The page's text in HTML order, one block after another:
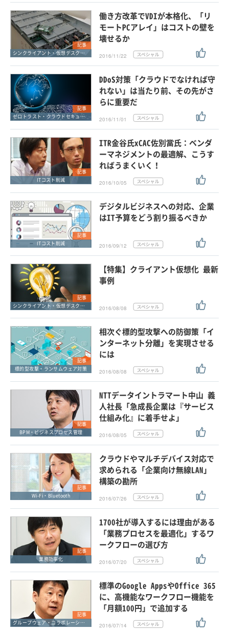
記事
シンクライアント・仮想デスクトップ
働き方改革でVDIが本格化、「リ
モートPCアレイ」はコストの壁を
壊せるか
2016/11/22
記事
ゼロトラスト・クラウドセキュリティ・SASE
DDoS対策「クラウドでなければ守
れない」は当たり前、その先がさ
らに重要だ
2016/11/01
記事
ITコスト削減
ITR金谷氏xCAC佐別當氏：ベンダ
ーマネジメントの最適解、こうす
ればうまくいく！
2016/10/05
記事
ITコスト削減
デジタルビジネスへの対応、企業
はIT予算をどう割り振るべきか
2016/09/12
記事
シンクライアント・仮想デスクトップ
【特集】クライアント仮想化 最新
事例
2016/08/08
記事
標的型攻撃・ランサムウェア対策
相次ぐ標的型攻撃への防御策「イ
ンターネット分離」を実現させる
には
2016/08/08
記事
BPM・ビジネスプロセス管理
NTTデータイントラマート中山 義
人社長「急成長企業は『サービス
仕組み化』に着手せよ」
2016/08/05
記事
Wi-Fi・Bluetooth
クラウドやマルチデバイス対応で
求められる「企業向け無線LAN」
構築の勘所
2016/07/26
記事
業務効率化
1700社が導入するには理由がある
「業務プロセスを最適化」するワ
ークフローの選び方
2016/07/20
記事
グループウェア・コラボレーション
標準のGoogle AppsやOffice 365
に、高機能なワークフロー機能を
「月額100円」で追加する
2016/07/14